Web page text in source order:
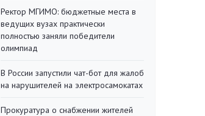
Ректор МГИМО: бюджетные места в
ведущих вузах практически
полностью заняли победители
олимпиад
В России запустили чат-бот для жалоб
на нарушителей на электросамокатах
Прокуратура о снабжении жителей